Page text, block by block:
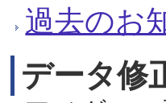
過去のお
データ修